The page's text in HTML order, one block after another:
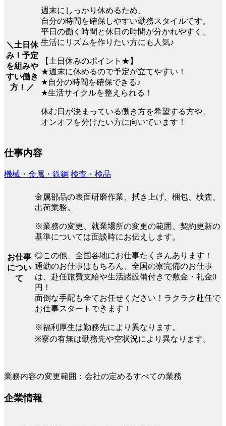
＼土日休
み！予定
を組みや
すい働き
方！／
週末にしっかり休めるため、
自分の時間を確保しやすい勤務スタイルです。
平日の働く時間と休日の時間が分かれやすく、
生活にリズムを作りたい方にも人気♪
【土日休みのポイント★】
★週末に休めるので予定が立てやすい！
★自分の時間を確保できる♪
★生活サイクルを整えられる！
休む日が決まっている働き方を希望する方や、
オンオフを分けたい方に向いています！
仕事内容
機械・金属・鉄鋼 検査・検品
お仕事
につい
て
金属部品の表面研磨作業、拭き上げ、梱包、検査、
出荷業務。
※業務の変更、就業場所の変更の範囲、契約更新の
基準については面談時にお伝えします。
◎この他、全国各地にお仕事たくさんあります！
通勤のお仕事はもちろん、全国の寮完備のお仕事
は、赴任旅費支給や生活諸設備付きで敷金・礼金0
円！
面倒な手配も全てお任せください！ラクラク赴任で
お仕事スタートできます！
※福利厚生は勤務先により異なります。
※寮の有無は勤務先や空状況により異なります。
業務内容の変更範囲：会社の定めるすべての業務
企業情報